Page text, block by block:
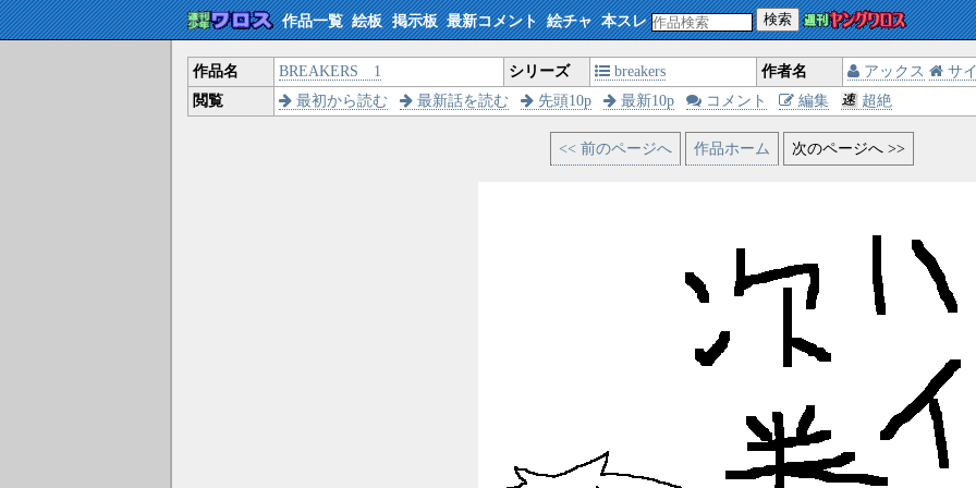
作品一覧 絵板 掲示板 最新コメント 絵チャ 本スレ 検索
作品名 BREAKERS 1 シリーズ breakers 作者名 アックス
サ
閲覧
最初から読む 最新話を読む 先頭10p 最新10p コメント 編集 超絶
<< 前のページへ 作品ホーム 次のページへ >>